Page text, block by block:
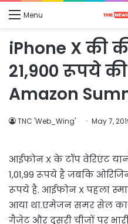
Menu
iPhone X की
21,900 रूपये
Amazon
TNC 'Web_Wing' May 7,
आईफोन X के टॉप वेरिएंट
1,01,99 रूपये है जबकि
रूपये है. आईफोन X पहला
आया था.एमेजन समर सेल
गैजेट और दूसरी चीजों पर भारी